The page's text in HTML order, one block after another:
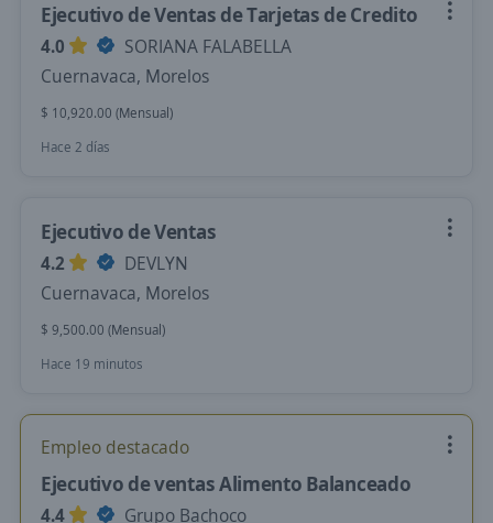
Ejecutivo de Ventas de Tarjetas de Credito
4.0
SORIANA FALABELLA
Cuernavaca, Morelos
$ 10,920.00 (Mensual)
Hace 2 días
Ejecutivo de Ventas
4.2
DEVLYN
Cuernavaca, Morelos
$ 9,500.00 (Mensual)
Hace 19 minutos
Empleo destacado
Ejecutivo de ventas Alimento Balanceado
4.4 Grupo Bachoco